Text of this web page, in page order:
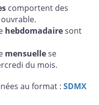
comportent des
hebdomadairesont
mensuellese
du mois.
au format : SDMX